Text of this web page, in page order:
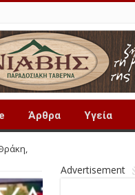
Άρθρα Υγεία
Advertisement